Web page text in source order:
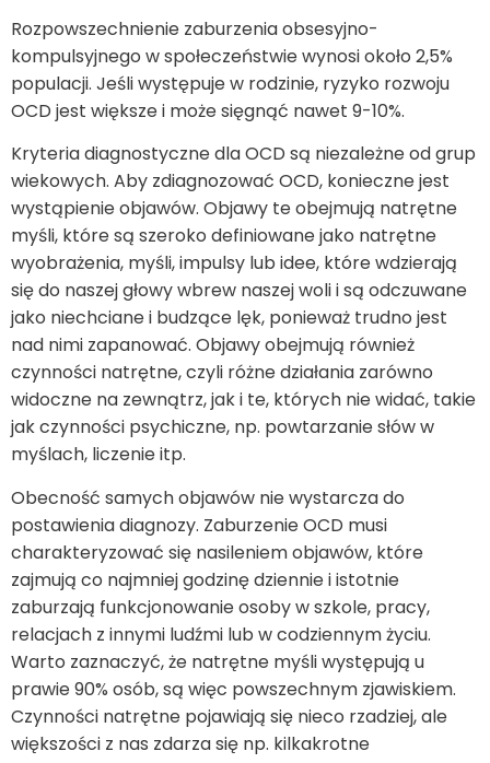
Rozpowszechnienie zaburzenia obsesyjno-
kompulsyjnego w społeczeństwie wynosi około 2,5%
populacji. Jeśli występuje w rodzinie, ryzyko rozwoju
OCD jest większe i może sięgnąć nawet 9-10%.
Kryteria diagnostyczne dla OCD są niezależne od grup
wiekowych. Aby zdiagnozować OCD, konieczne jest
wystąpienie objawów. Objawy te obejmują natrętne
myśli, które są szeroko definiowane jako natrętne
wyobrażenia, myśli, impulsy lub idee, które wdzierają
się do naszej głowy wbrew naszej woli i są odczuwane
jako niechciane i budzące lęk, ponieważ trudno jest
nad nimi zapanować. Objawy obejmują również
czynności natrętne, czyli różne działania zarówno
widoczne na zewnątrz, jak i te, których nie widać, takie
jak czynności psychiczne, np. powtarzanie słów w
myślach, liczenie itp.
Obecność samych objawów nie wystarcza do
postawienia diagnozy. Zaburzenie OCD musi
charakteryzować się nasileniem objawów, które
zajmują co najmniej godzinę dziennie i istotnie
zaburzają funkcjonowanie osoby w szkole, pracy,
relacjach z innymi ludźmi lub w codziennym życiu.
Warto zaznaczyć, że natrętne myśli występują u
prawie 90% osób, są więc powszechnym zjawiskiem.
Czynności natrętne pojawiają się nieco rzadziej, ale
większości z nas zdarza się np. kilkakrotne